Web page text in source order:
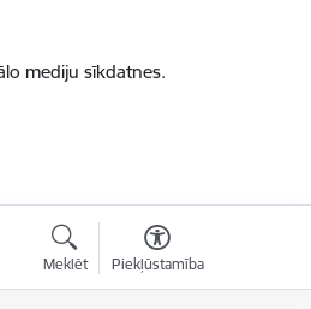
mediju sīkdatnes.
Meklēt Piekļūstamība